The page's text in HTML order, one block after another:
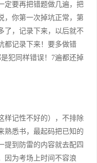
定要再把错题做几遍，把
，你第一次掉坑正常，第
了，记录下来，以后就不
都记录下来！要多做错
犯同样错误！7遍都还掉
样记性不好的），不排除
熟悉书，最起码把已知的
提到防雷的内容就去配四
因为考场上时间不容浪